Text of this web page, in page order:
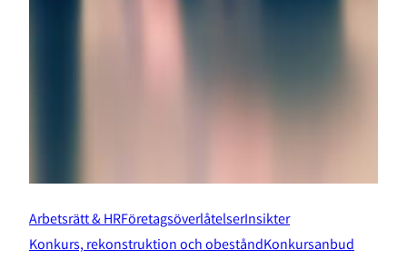
Arbetsrätt & HRFöretagsöverlåtelserInsikter
Konkurs, rekonstruktion och obeståndKonkursanbud